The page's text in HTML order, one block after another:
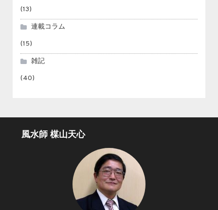
(13)
連載コラム
(15)
雑記
(40)
風水師 楳山天心